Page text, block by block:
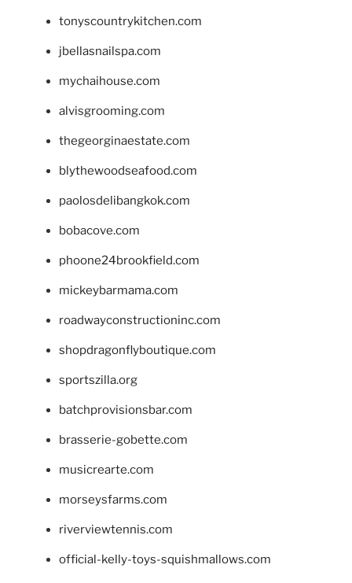
tonyscountrykitchen.com
jbellasnailspa.com
mychaihouse.com
alvisgrooming.com
thegeorginaestate.com
blythewoodseafood.com
paolosdelibangkok.com
bobacove.com
phoone24brookfield.com
mickeybarmama.com
roadwayconstructioninc.com
shopdragonflyboutique.com
sportszilla.org
batchprovisionsbar.com
brasserie-gobette.com
musicrearte.com
morseysfarms.com
riverviewtennis.com
official-kelly-toys-squishmallows.com